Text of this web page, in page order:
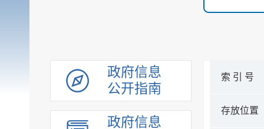
政府信息
公开指南
政府信息
索 引 号
存放位置